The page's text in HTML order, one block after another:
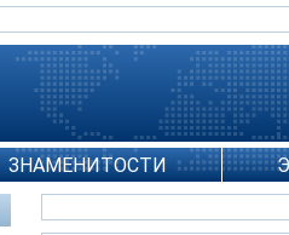
ЗНАМЕНИТОСТИ